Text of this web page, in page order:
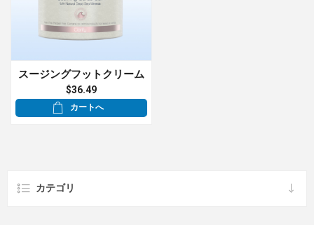
スージングフットクリーム
$36.49
カートへ
カテゴリ